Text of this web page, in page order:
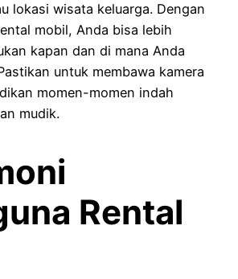
lokasi wisata keluarga. Dengan
mobil, Anda bisa lebih
kapan dan di mana Anda
untuk membawa kamera
momen-momen indah
mudik.
Rental